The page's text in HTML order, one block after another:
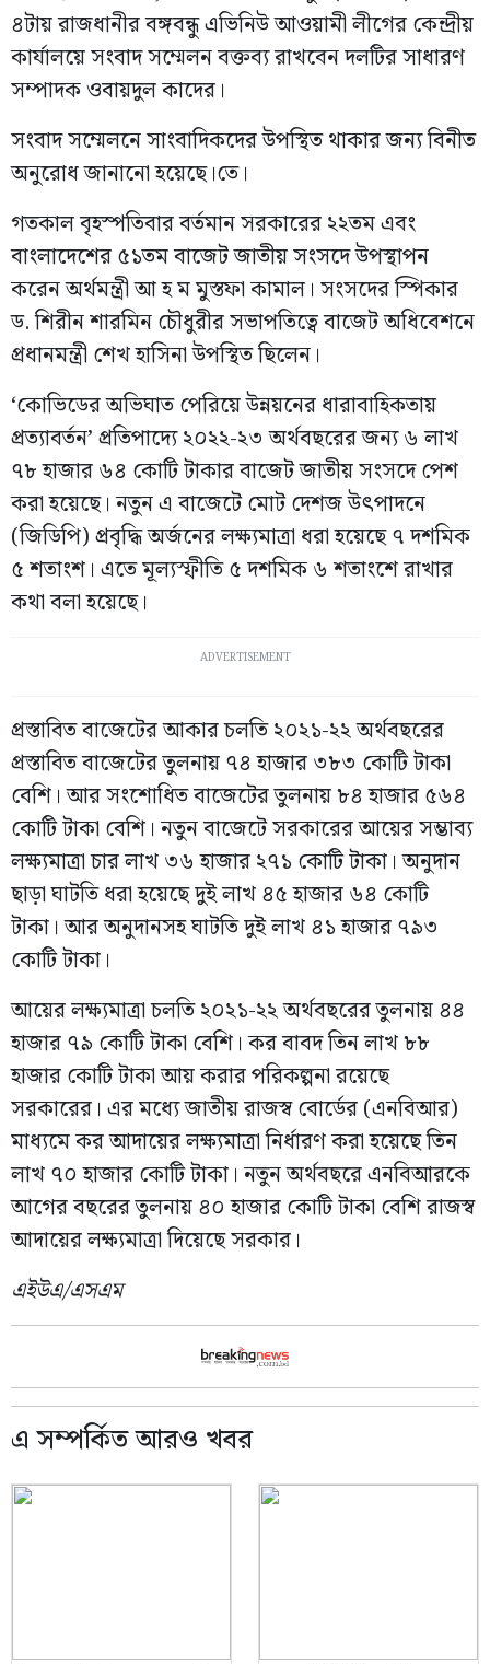
৪টায় রাজধানীর বঙ্গবন্ধু এভিনিউ আওয়ামী লীগের কেন্দ্রীয়
কার্যালয়ে সংবাদ সম্মেলন বক্তব্য রাখবেন দলটির সাধারণ
সম্পাদক ওবায়দুল কাদের।
সংবাদ সম্মেলনে সাংবাদিকদের উপস্থিত থাকার জন্য বিনীত
অনুরোধ জানানো হয়েছে।তে।
গতকাল বৃহস্পতিবার বর্তমান সরকারের ২২তম এবং
বাংলাদেশের ৫১তম বাজেট জাতীয় সংসদে উপস্থাপন
করেন অর্থমন্ত্রী আ হ ম মুস্তফা কামাল। সংসদের স্পিকার
ড. শিরীন শারমিন চৌধুরীর সভাপতিত্বে বাজেট অধিবেশনে
প্রধানমন্ত্রী শেখ হাসিনা উপস্থিত ছিলেন।
‘কোভিডের অভিঘাত পেরিয়ে উন্নয়নের ধারাবাহিকতায়
প্রত্যাবর্তন’ প্রতিপাদ্যে ২০২২-২৩ অর্থবছরের জন্য ৬ লাখ
৭৮ হাজার ৬৪ কোটি টাকার বাজেট জাতীয় সংসদে পেশ
করা হয়েছে। নতুন এ বাজেটে মোট দেশজ উৎপাদনে
(জিডিপি) প্রবৃদ্ধি অর্জনের লক্ষ্যমাত্রা ধরা হয়েছে ৭ দশমিক
৫ শতাংশ। এতে মূল্যস্ফীতি ৫ দশমিক ৬ শতাংশে রাখার
কথা বলা হয়েছে।
ADVERTISEMENT
প্রস্তাবিত বাজেটের আকার চলতি ২০২১-২২ অর্থবছরের
প্রস্তাবিত বাজেটের তুলনায় ৭৪ হাজার ৩৮৩ কোটি টাকা
বেশি। আর সংশোধিত বাজেটের তুলনায় ৮৪ হাজার ৫৬৪
কোটি টাকা বেশি। নতুন বাজেটে সরকারের আয়ের সম্ভাব্য
লক্ষ্যমাত্রা চার লাখ ৩৬ হাজার ২৭১ কোটি টাকা। অনুদান
ছাড়া ঘাটতি ধরা হয়েছে দুই লাখ ৪৫ হাজার ৬৪ কোটি
টাকা। আর অনুদানসহ ঘাটতি দুই লাখ ৪১ হাজার ৭৯৩
কোটি টাকা।
আয়ের লক্ষ্যমাত্রা চলতি ২০২১-২২ অর্থবছরের তুলনায় ৪৪
হাজার ৭৯ কোটি টাকা বেশি। কর বাবদ তিন লাখ ৮৮
হাজার কোটি টাকা আয় করার পরিকল্পনা রয়েছে
সরকারের। এর মধ্যে জাতীয় রাজস্ব বোর্ডের (এনবিআর)
মাধ্যমে কর আদায়ের লক্ষ্যমাত্রা নির্ধারণ করা হয়েছে তিন
লাখ ৭০ হাজার কোটি টাকা। নতুন অর্থবছরে এনবিআরকে
আগের বছরের তুলনায় ৪০ হাজার কোটি টাকা বেশি রাজস্ব
আদায়ের লক্ষ্যমাত্রা দিয়েছে সরকার।
এইউএ/এসএম
এ সম্পর্কিত আরও খবর